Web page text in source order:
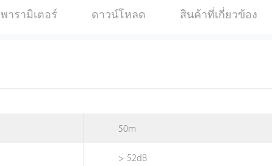
พารามิเตอร์ ดาวน์โหลด สินค้าที่เกี่ยวข้อง
50m
> 52dB